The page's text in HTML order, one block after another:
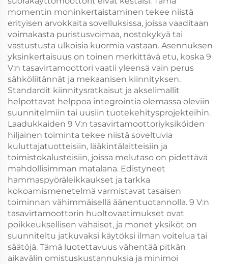
momentin moninkertaistaminen tekee niistä
erityisen arvokkaita sovelluksissa, joissa vaaditaan
voimakasta puristusvoimaa, nostokykyä tai
vastustusta ulkoisia kuormia vastaan. Asennuksen
yksinkertaisuus on toinen merkittävä etu, koska 9
V:n tasavirtamoottori vaatii yleensä vain perus
sähköliitännät ja mekaanisen kiinnityksen.
Standardit kiinnitysratkaisut ja akselimallit
helpottavat helppoa integrointia olemassa oleviin
suunnitelmiin tai uusiin tuotekehitysprojekteihin.
Laadukkaiden 9 V:n tasavirtamoottoriyksiköiden
hiljainen toiminta tekee niistä soveltuvia
kuluttajatuotteisiin, lääkintälaitteisiin ja
toimistokalusteisiin, joissa melutaso on pidettävä
mahdollisimman matalana. Edistyneet
hammaspyöräleikkaukset ja tarkka
kokoamismenetelmä varmistavat tasaisen
toiminnan vähimmäisellä äänentuotannolla. 9 V:n
tasavirtamoottorin huoltovaatimukset ovat
poikkeuksellisen vähäiset, ja monet yksiköt on
suunniteltu jatkuvaksi käytöksi ilman voitelua tai
säätöjä. Tämä luotettavuus vähentää pitkän
aikavälin omistuskustannuksia ja minimoi